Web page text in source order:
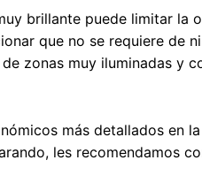
brillante puede limitar la
que no se requiere de
zonas muy iluminadas y
más detallados en
les recomendamos